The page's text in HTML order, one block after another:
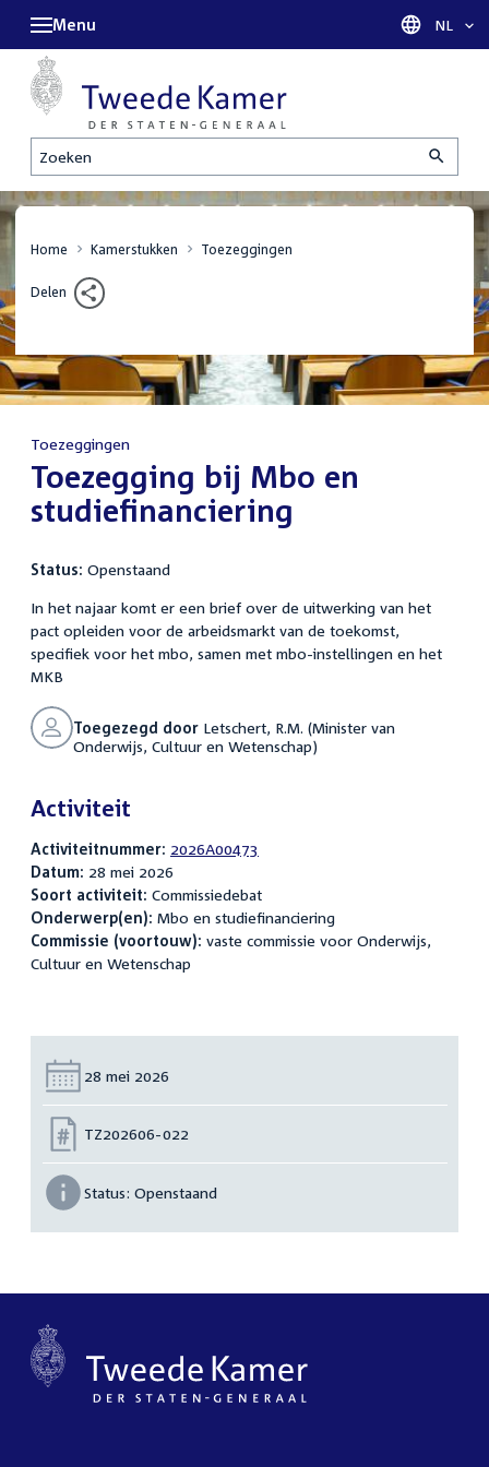
Zoeken
Menu Taal
NL
Home Kamerstukken Toezeggingen
Delen
Toezeggingen
:Toezegging bij Mbo en
studiefinanciering
Status: Openstaand
In het najaar komt er een brief over de uitwerking van het
pact opleiden voor de arbeidsmarkt van de toekomst,
specifiek voor het mbo, samen met mbo-instellingen en het
MKB
Toegezegd doorLetschert, R.M. (Minister van
Onderwijs, Cultuur en Wetenschap)
Activiteit
Activiteitnummer: 2026A00473
Datum: 28 mei 2026
Soort activiteit: Commissiedebat
Onderwerp(en): Mbo en studiefinanciering
Commissie (voortouw): vaste commissie voor Onderwijs,
Cultuur en Wetenschap
Datum:
28 mei 2026
Nummer:
TZ202606-022
Status: Openstaand